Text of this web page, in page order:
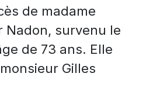
de madame
Nadon, survenu le
de 73 ans. Elle
Gilles